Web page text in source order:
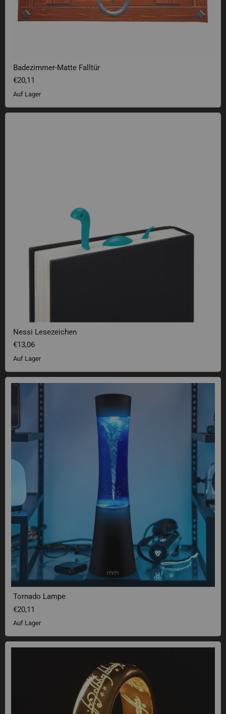
Badezimmer-Matte Falltür
€20,11
Auf Lager
Nessi Lesezeichen
€13,06
Auf Lager
Tornado Lampe
Tornado Lampe
€20,11
Auf Lager